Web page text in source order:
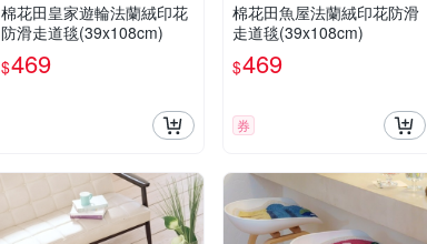
棉花田皇家遊輪法蘭絨印花
防滑走道毯(39x108cm)
$469
棉花田魚屋法蘭絨印花防滑
走道毯(39x108cm)
$469
券